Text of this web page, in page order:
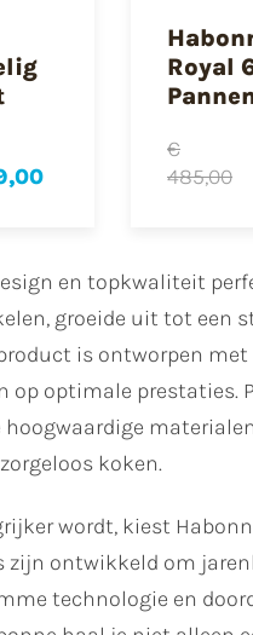
Royal
€
485,00
en topkwaliteit
groeide uit tot een
is ontworpen
op optimale
koken.
wordt, kiest
zijn ontwikkeld om
technologie en